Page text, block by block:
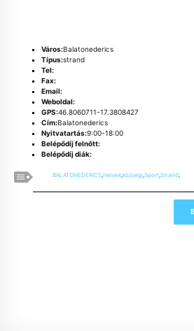
Város:Balatonederics
Típus:strand
Tel:
Fax:
Email:
Weboldal:
GPS:46.8060711-17.3808427
Cím:Balatonederics
Nyitvatartás:9:00-18:00
Belépődíj felnőtt:
Belépődíj diák:
BALATONEDERICS,Helyek,községi,Sport,Strand,